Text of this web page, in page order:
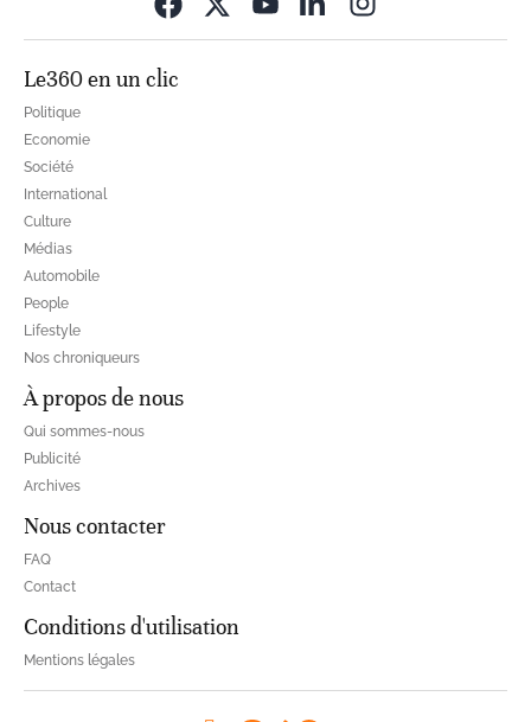
Le360 en un clic
Politique
Economie
Société
International
Culture
Médias
Automobile
People
Lifestyle
Nos chroniqueurs
À propos de nous
Qui sommes-nous
Publicité
Archives
Nous contacter
FAQ
Contact
Conditions d'utilisation
Mentions légales